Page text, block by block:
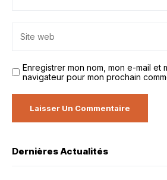
Enregistrer mon nom, mon e-mail et
navigateur pour mon prochain
Dernières Actualités